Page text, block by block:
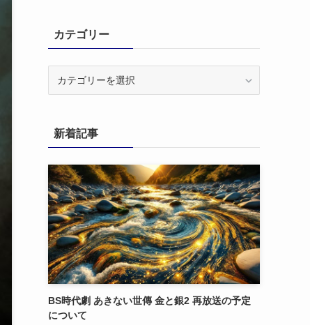
カテゴリー
ー新着記事
BS時代劇 あきない世傳 金と銀2 再放送の予定
について